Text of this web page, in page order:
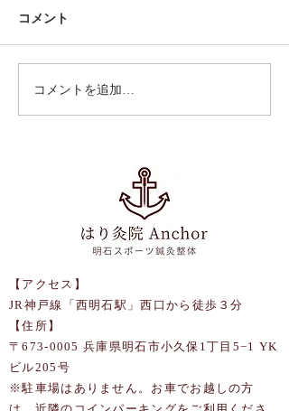
ゴールデンウィーク営業
のお知らせ
コメント
コメントを追加…
【アクセス】
JR神戸線「西明石駅」西口から徒歩３分
【住所】
〒673-0005 兵庫県明石市小久保1丁目5−1 YK
ビル205号
​※駐車場はありません。お車でお越しの方